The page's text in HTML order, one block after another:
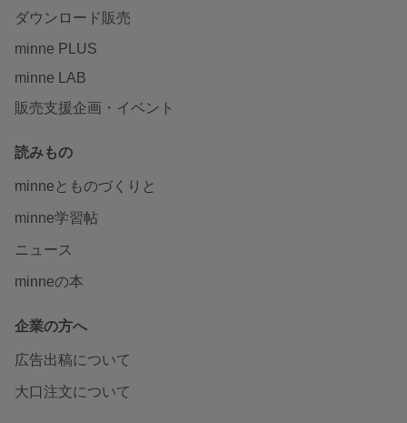
ダウンロード販売
minne PLUS
minne LAB
販売支援企画・イベント
読みもの
minneとものづくりと
minne学習帖
ニュース
minneの本
企業の方へ
広告出稿について
大口注文について